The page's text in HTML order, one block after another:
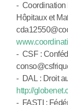
- Coordination
Hôpitaux et
- CSF :
- DAL : Droit
http://
- FASTI :